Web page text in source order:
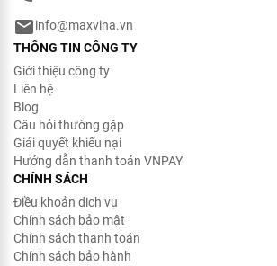
info@maxvina.vn
THÔNG TIN CÔNG TY
Giới thiệu công ty
Liên hệ
Blog
Câu hỏi thường gặp
Giải quyết khiếu nại
Hướng dẫn thanh toán VNPAY
CHÍNH SÁCH
Điều khoản dich vụ
Chính sách bảo mật
Chính sách thanh toán
Chính sách bảo hành